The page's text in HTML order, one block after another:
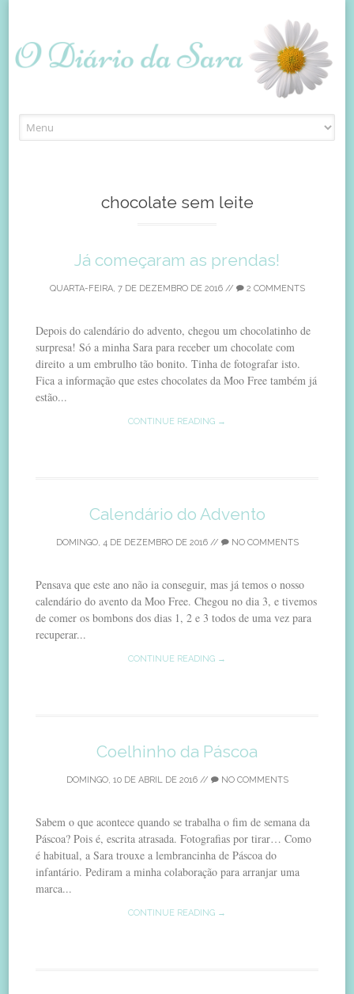
to
chocolate sem leite
Já começaram as prendas!
QUARTA-FEIRA, 7 DE DEZEMBRO DE 2016// 2 COMMENTS
Depois do calendário do advento, chegou um chocolatinho de
surpresa! Só a minha Sara para receber um chocolate com
direito a um embrulho tão bonito. Tinha de fotografar isto.
Fica a informação que estes chocolates da Moo Free também já
estão...
CONTINUE READING →
Calendário do Advento
DOMINGO, 4 DE DEZEMBRO DE 2016// NO COMMENTS
Pensava que este ano não ia conseguir, mas já temos o nosso
calendário do avento da Moo Free. Chegou no dia 3, e tivemos
de comer os bombons dos dias 1, 2 e 3 todos de uma vez para
recuperar...
CONTINUE READING →
Coelhinho da Páscoa
DOMINGO, 10 DE ABRIL DE 2016// NO COMMENTS
Sabem o que acontece quando se trabalha o fim de semana da
Páscoa? Pois é, escrita atrasada. Fotografias por tirar… Como
é habitual, a Sara trouxe a lembrancinha de Páscoa do
infantário. Pediram a minha colaboração para arranjar uma
marca...
CONTINUE READING →